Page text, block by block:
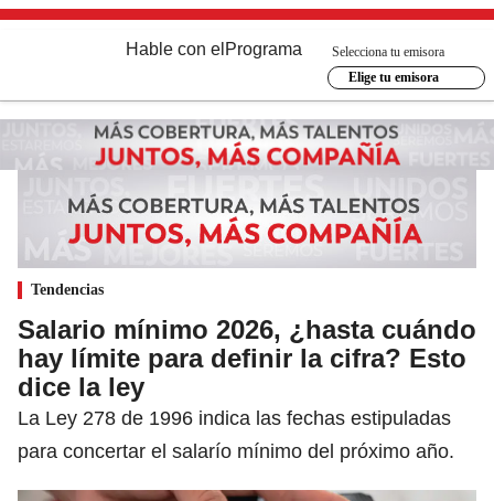
Hable con el Programa
Selecciona tu emisora
Elige tu emisora
Tendencias
Salario mínimo 2026, ¿hasta cuándo
hay límite para definir la cifra? Esto
dice la ley
La Ley 278 de 1996 indica las fechas estipuladas
para concertar el salarío mínimo del próximo año.